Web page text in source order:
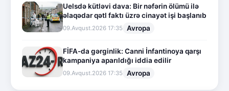
Uelsdə kütləvi dava: Bir nəfərin ölümü ilə
əlaqədar qətl faktı üzrə cinayət işi başlanıb
09.Avqust.2026 17:35 Avropa
FİFA-da gərginlik: Canni İnfantinoya qarşı
kampaniya aparıldığı iddia edilir
09.Avqust.2026 17:35 Avropa